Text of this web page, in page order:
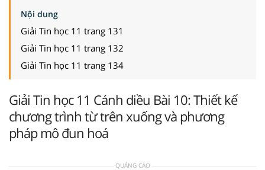
Nội dung
Giải Tin học 11 trang 131
Giải Tin học 11 trang 132
Giải Tin học 11 trang 134
Giải Tin học 11 Cánh diều Bài 10: Thiết kế
chương trình từ trên xuống và phương
pháp mô đun hoá
QUẢNG CÁO